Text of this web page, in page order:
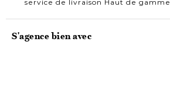
S'agence bien avec